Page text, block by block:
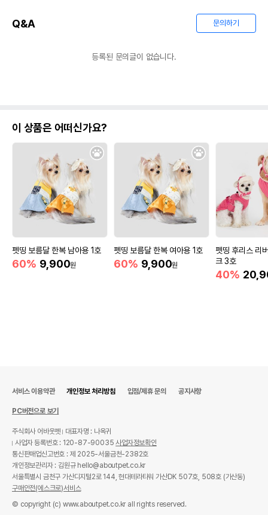
Q&A 문의하기
등록된 문의글이 없습니다.
이 상품은 어떠신가요?
펫띵 보름달 한복 남아용 1호
60% 9,900원
펫띵 보름달 한복 여아용 1호
60% 9,900원
펫띵 후리스 리
크 3호
40%
서비스 이용약관 개인정보 처리방침 입점/제휴 문의 공지사항
PC버전으로 보기
주식회사 어바웃펫
대표자명 : 나옥귀
사업자 등록번호 : 120-87-90035사업자정보확인
통신판매업신고번호 : 제 2025-서울금천-2382호
개인정보관리자 : 김원규 hello@aboutpet.co.kr
서울특별시 금천구 가산디지털2로 144, 현대테라타워 가산DK 507호, 508호 (가산동)
구매안전(에스크로)서비스
© copyright (c) www.aboutpet.co.kr all rights reserved.